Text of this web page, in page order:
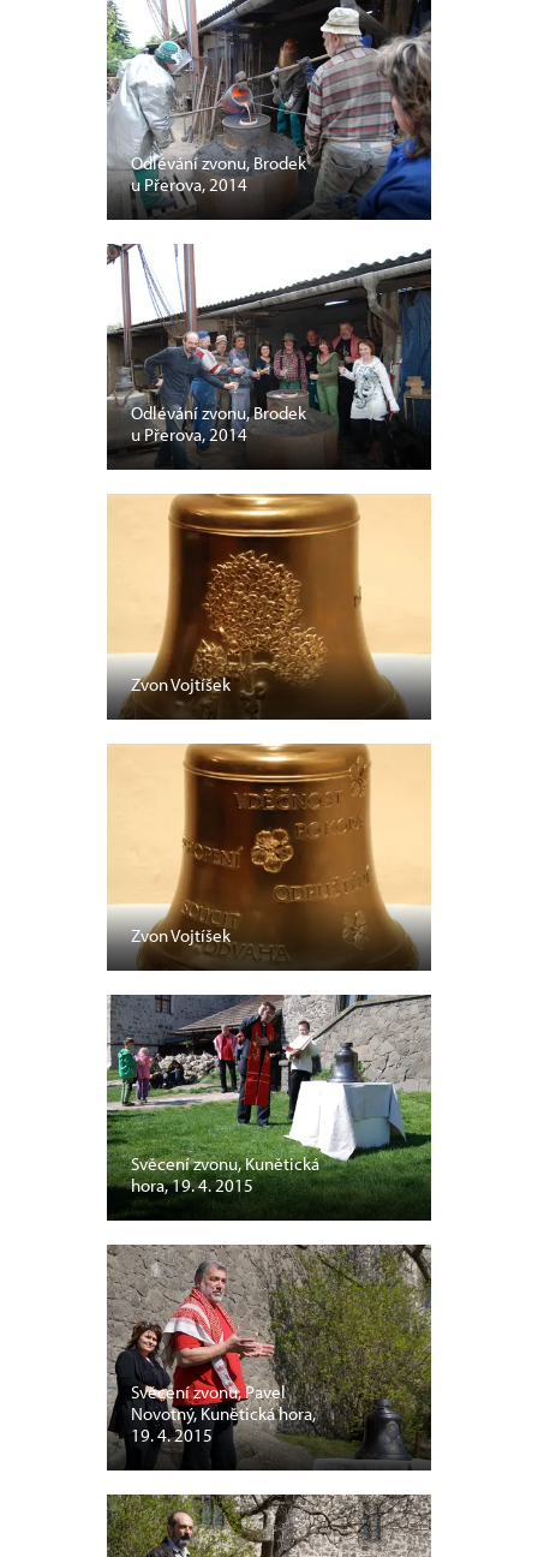
Odlévání zvonu, Brodek
u Přerova, 2014
Odlévání zvonu, Brodek
u Přerova, 2014
Zvon Vojtíšek
Zvon Vojtíšek
Svěcení zvonu, Kunětická
hora, 19. 4. 2015
Svěcení zvonu, Pavel
Novotný, Kunětická hora,
19. 4. 2015